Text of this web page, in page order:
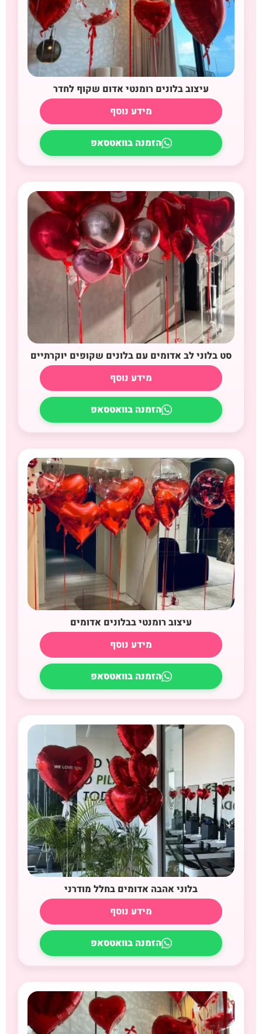
עיצוב בלונים רומנטי אדום שקוף לחדר
מידע נוסף
הזמנה בוואטסאפ
סט בלוני לב אדומים עם בלונים שקופים יוקרתיים
מידע נוסף
הזמנה בוואטסאפ
עיצוב רומנטי בבלונים אדומים
מידע נוסף
הזמנה בוואטסאפ
בלוני אהבה אדומים בחלל מודרני
מידע נוסף
הזמנה בוואטסאפ